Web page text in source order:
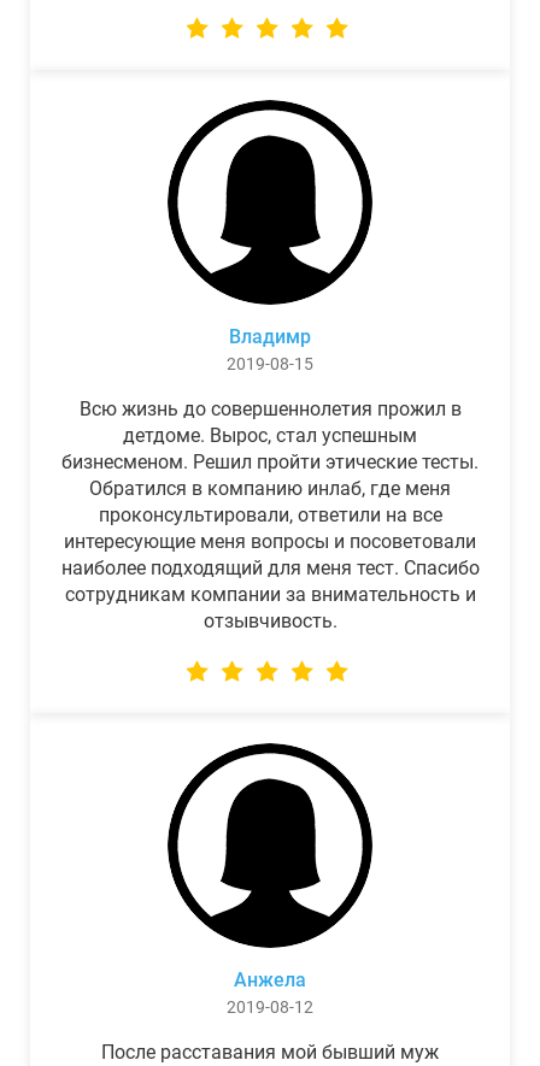
Владимр
2019-08-15
Всю жизнь до совершеннолетия прожил в
детдоме. Вырос, стал успешным
бизнесменом. Решил пройти этические тесты.
Обратился в компанию инлаб, где меня
проконсультировали, ответили на все
интересующие меня вопросы и посоветовали
наиболее подходящий для меня тест. Спасибо
сотрудникам компании за внимательность и
отзывчивость.
Анжела
2019-08-12
После расставания мой бывший муж